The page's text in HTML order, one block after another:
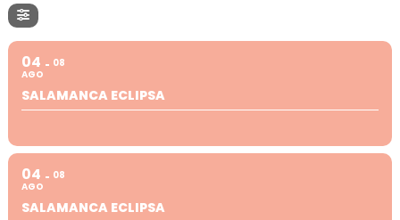
04
AGO
08
SALAMANCA ECLIPSA
04
AGO
08
SALAMANCA ECLIPSA